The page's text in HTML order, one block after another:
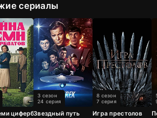
сериалы
циферблатовЗвездный путь
3 сезон
24 серия
Игра престолов
8 сезон
7 серия